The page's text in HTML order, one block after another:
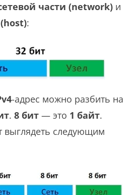
части (network) и
:
-адрес можно разбить на
. 8 бит — это 1 байт.
выглядеть следующим